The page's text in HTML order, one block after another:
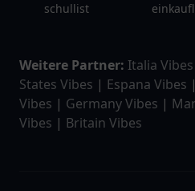
schullist
Weitere Partner: Italia Vibes
States Vibes | Espana Vibes |
Vibes | Germany Vibes |
Vibes | Britain Vibes